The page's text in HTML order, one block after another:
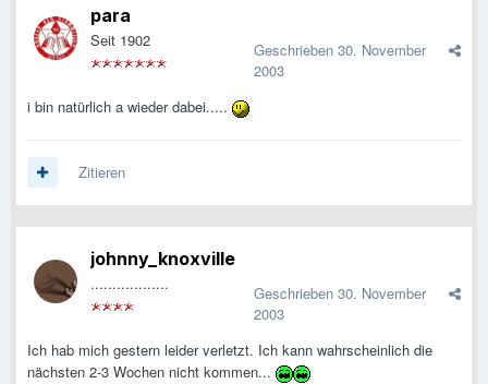
para
Seit 1902 Geschrieben 30. November
2003
i bin natürlich a wieder dabei.....
Zitieren
johnny_knoxville
.................. Geschrieben 30. November
2003
Ich hab mich gestern leider verletzt. Ich kann wahrscheinlich die
nächsten 2-3 Wochen nicht kommen...